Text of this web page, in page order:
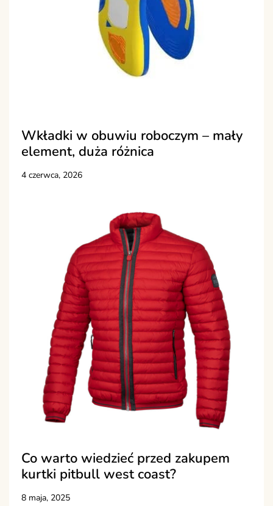
Wkładki w obuwiu roboczym – mały
element, duża różnica
4 czerwca, 2026
Co warto wiedzieć przed zakupem
kurtki pitbull west coast?
8 maja, 2025